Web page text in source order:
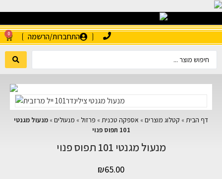
התחברות/הרשמה 0
דף הבית » קטלוג מוצרים » אספקה טכנית » פרזול » מנעולים » מנעול מגנטי
101 תפוס פנוי
מנעול מגנטי 101 תפוס פנוי
₪65.00